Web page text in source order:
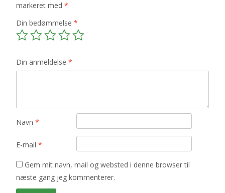
markeret med *
Din bedømmelse *
Din anmeldelse *
Navn *
E-mail *
Gem mit navn, mail og websted i denne browser til
næste gang jeg kommenterer.